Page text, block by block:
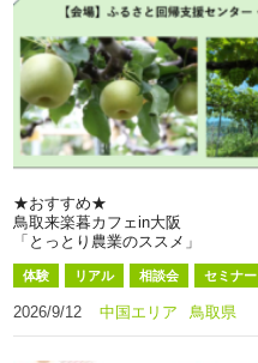
★おすすめ★
鳥取来楽暮カフェin大阪
「とっとり農業のススメ」
体験 リアル 相談会 セミナー
2026/9/12 中国エリア 鳥取県